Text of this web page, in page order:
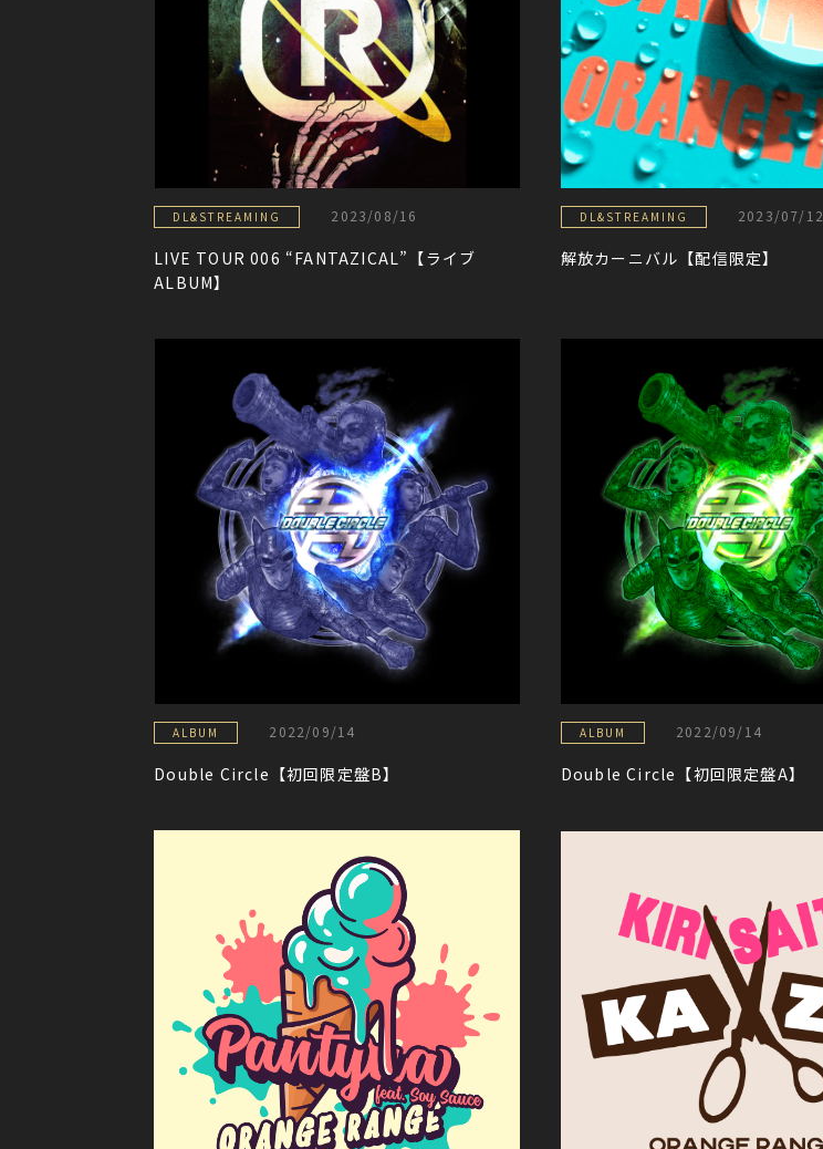
DL&STREAMING 2023/08/16
LIVE TOUR 006 “FANTAZICAL”【ライブ
ALBUM】
DL&STREAMING 2023/07/12
解放カーニバル【配信限定】
ALBUM 2022/09/14
Double Circle【初回限定盤B】
ALBUM 2022/09/14
Double Circle【初回限定盤A】